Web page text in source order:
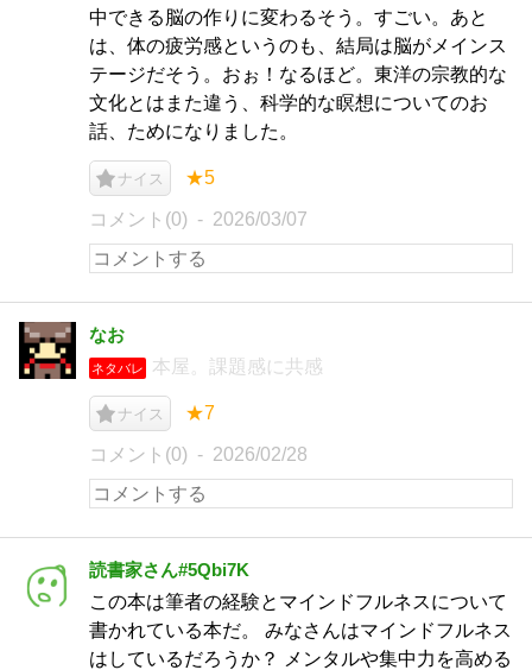
中できる脳の作りに変わるそう。すごい。あと
は、体の疲労感というのも、結局は脳がメインス
テージだそう。おぉ！なるほど。東洋の宗教的な
文化とはまた違う、科学的な瞑想についてのお
話、ためになりました。
ナイス ★5
コメント(0) 2026/03/07
なお
ネタバレ 本屋。課題感に共感
ナイス ★7
コメント(0) 2026/02/28
読書家さん#5Qbi7K
この本は筆者の経験とマインドフルネスについて
書かれている本だ。 みなさんはマインドフルネス
はしているだろうか？ メンタルや集中力を高める